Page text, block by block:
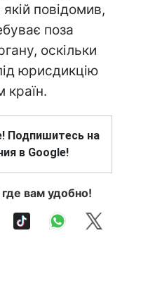
повідомив,
поза
оскільки
юрисдикцію
країн.
Подпишитесь на
в Google!
вам удобно!